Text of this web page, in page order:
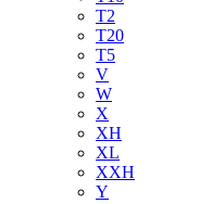
T2
T20
T5
V
W
X
XH
XL
XXH
Y